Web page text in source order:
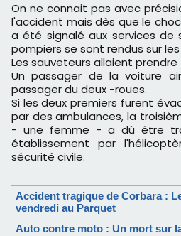
On ne connait pas avec précision les circonstances de
l'accident mais dès que le
a été signalé aux services de
pompiers se sont rendus sur les
Les sauveteurs allaient
Un passager de la voiture
passager du deux -roues.
Si les deux premiers furent
par des ambulances, la
- une femme - a dû être
établissement par
sécurité civile.
Accident tragique de Corbara :
vendredi au Parquet
Auto contre moto : Un mort sur